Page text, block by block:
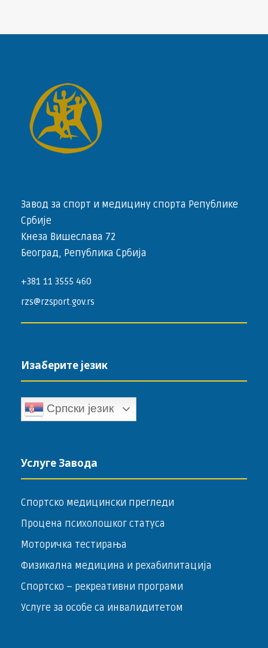
Завод за спорт и медицину спорта Републике
Србије
Кнеза Вишеслава 72
Београд, Република Србија
+381 11 3555 460
rzs@rzsport.gov.rs
Изаберите језик
Српски језик
Услуге Завода
Спортско медицински прегледи
Процена психолошког статуса
Моторичка тестирања
Физикална медицина и рехабилитација
Спортско – ­рекреативни програми
Услуге за особе са инвалидитетом